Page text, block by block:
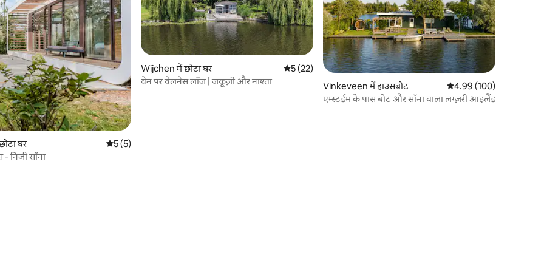
घर औसत रेटिंग 5 में से 5, 5 समीक्षाएँ
5 (5)
निजी सॉना
Wijchen में छोटा घर औसत रेटिंग 5 में से 5, 22 समीक्षाएँ
5 (22)
वेन पर वेलनेस लॉज | जकूज़ी और नाश्ता
Vinkeveen में हाउसबोट औसत रेटिंग 5 में से 4.99,
4.99 (100)
एम्स्टर्डम के पास बोट और सॉना वाला लग्ज़री आइलैंड